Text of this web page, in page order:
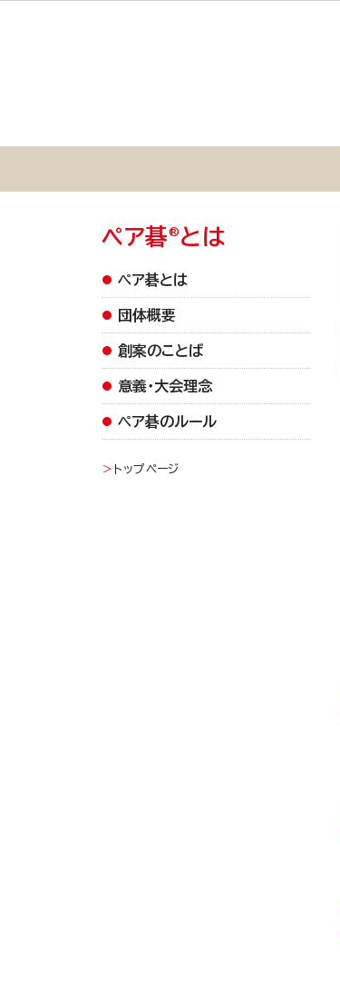
ペア碁® とは
ペア碁とは
団体概要
創案のことば
意義・大会理念
ペア碁のルール
トップページ